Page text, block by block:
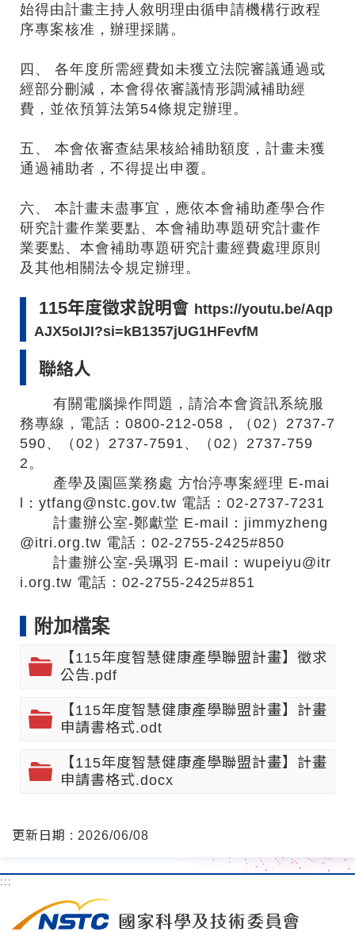
始得由計畫主持人敘明理由循申請機構行政程
序專案核准，辦理採購。
四、 各年度所需經費如未獲立法院審議通過或
經部分刪減，本會得依審議情形調減補助經
費，並依預算法第54條規定辦理。
五、 本會依審查結果核給補助額度，計畫未獲
通過補助者，不得提出申覆。
六、 本計畫未盡事宜，應依本會補助產學合作
研究計畫作業要點、本會補助專題研究計畫作
業要點、本會補助專題研究計畫經費處理原則
及其他相關法令規定辦理。
115年度徵求說明會 https://youtu.be/Aqp
AJX5oIJI?si=kB1357jUG1HFevfM
聯絡人
有關電腦操作問題，請洽本會資訊系統服
務專線，電話：0800-212-058，（02）2737-7
590、（02）2737-7591、（02）2737-759
2。
產學及園區業務處 方怡渟專案經理 E-mai
l：ytfang@nstc.gov.tw 電話：02-2737-7231
計畫辦公室-鄭獻堂 E-mail：jimmyzheng
@itri.org.tw 電話：02-2755-2425#850
計畫辦公室-吳珮羽 E-mail：wupeiyu@itr
i.org.tw 電話：02-2755-2425#851
附加檔案
【115年度智慧健康產學聯盟計畫】徵求
公告.pdf
【115年度智慧健康產學聯盟計畫】計畫
申請書格式.odt
【115年度智慧健康產學聯盟計畫】計畫
申請書格式.docx
更新日期 : 2026/06/08
:::